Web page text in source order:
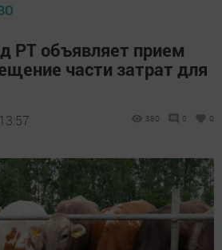
РТ объявляет прием
части затрат для
380 0 0